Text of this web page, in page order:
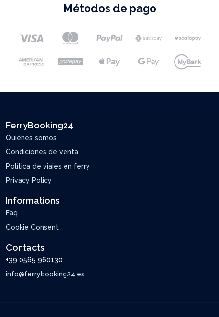
Métodos de pago
FerryBooking24
Quiénes somos
Condiciones de venta
Política de viajes en ferry
Privacy Policy
Informations
Faq
Cookie Consent
Contacts
+39 0565 960130
info@ferrybooking24.es